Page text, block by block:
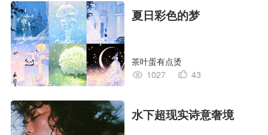
夏日彩色的梦
茶叶蛋有点烫
1027
43
水下超现实诗意奢境